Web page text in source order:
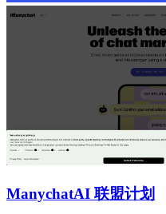
ManychatAI 联盟计划